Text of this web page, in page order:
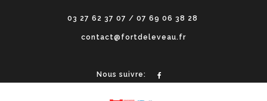
03 27 62 37 07 / 07 69 06 38 28
contact@fortdeleveau.fr
Nous suivre: